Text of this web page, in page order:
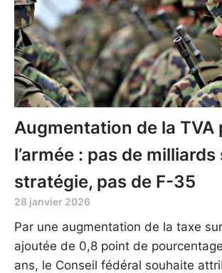
Augmentation de la TVA
l’armée : pas de milliards
stratégie, pas de F-35
28 janvier 2026
Par une augmentation de la taxe
ajoutée de 0,8 point de
ans, le Conseil fédéral souhaite